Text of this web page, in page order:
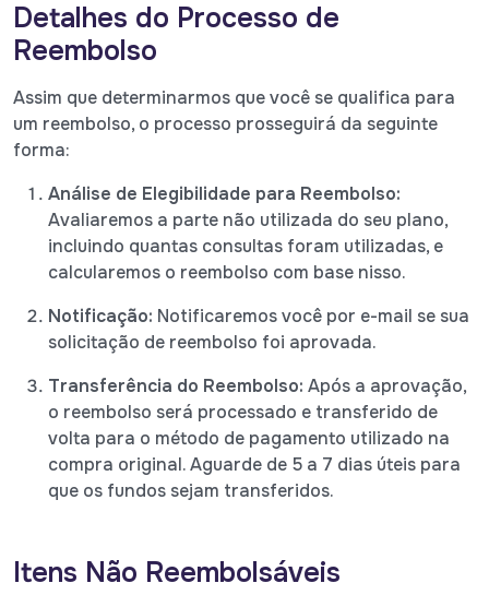
Detalhes do Processo de
Reembolso
Assim que determinarmos que você se qualifica para
um reembolso, o processo prosseguirá da seguinte
forma:
Análise de Elegibilidade para Reembolso:
Avaliaremos a parte não utilizada do seu plano,
incluindo quantas consultas foram utilizadas, e
calcularemos o reembolso com base nisso.
Notificação: Notificaremos você por e-mail se sua
solicitação de reembolso foi aprovada.
Transferência do Reembolso: Após a aprovação,
o reembolso será processado e transferido de
volta para o método de pagamento utilizado na
compra original. Aguarde de 5 a 7 dias úteis para
que os fundos sejam transferidos.
Itens Não Reembolsáveis